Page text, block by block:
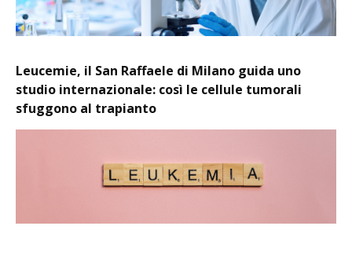
Leucemie, il San Raffaele di Milano guida uno
studio internazionale: così le cellule tumorali
sfuggono al trapianto